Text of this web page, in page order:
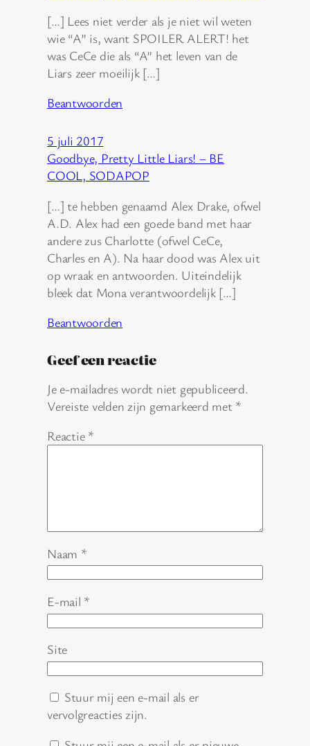
[…] Lees niet verder als je niet wil weten
wie “A” is, want SPOILER ALERT! het
was CeCe die als “A” het leven van de
Liars zeer moeilijk […]
Beantwoorden
5 juli 2017
Goodbye, Pretty Little Liars! – BE
COOL, SODAPOP
[…] te hebben genaamd Alex Drake, ofwel
A.D. Alex had een goede band met haar
andere zus Charlotte (ofwel CeCe,
Charles en A). Na haar dood was Alex uit
op wraak en antwoorden. Uiteindelijk
bleek dat Mona verantwoordelijk […]
Beantwoorden
Geef een reactie
Je e-mailadres wordt niet gepubliceerd.
Vereiste velden zijn gemarkeerd met *
Reactie *
Naam *
E-mail *
Site
Stuur mij een e-mail als er
vervolgreacties zijn.